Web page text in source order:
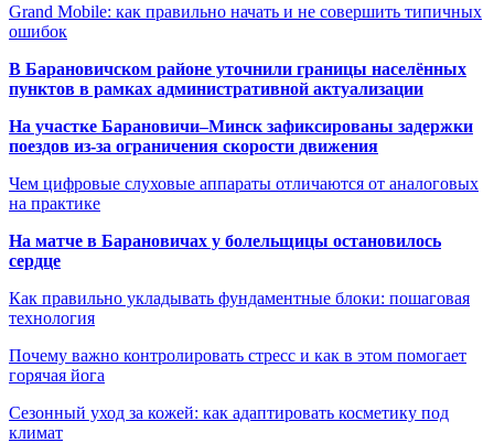
Grand Mobile: как правильно начать и не совершить типичных
ошибок
В Барановичском районе уточнили границы населённых
пунктов в рамках административной актуализации
На участке Барановичи–Минск зафиксированы задержки
поездов из-за ограничения скорости движения
Чем цифровые слуховые аппараты отличаются от аналоговых
на практике
На матче в Барановичах у болельщицы остановилось
сердце
Как правильно укладывать фундаментные блоки: пошаговая
технология
Почему важно контролировать стресс и как в этом помогает
горячая йога
Сезонный уход за кожей: как адаптировать косметику под
климат